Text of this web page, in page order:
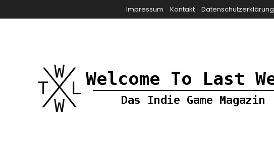
Impressum Kontakt Datenschutzerklärung